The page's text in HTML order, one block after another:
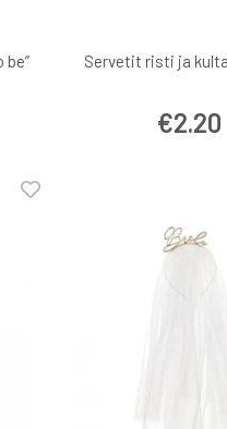
be”
Servetit risti ja
€2.20